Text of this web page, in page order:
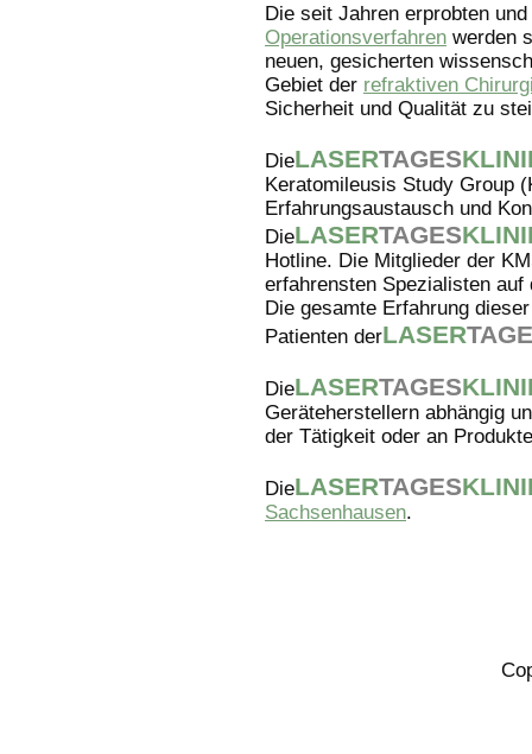
Die seit Jahren erprobten
Operationsverfahren werden
neuen, gesicherten
Gebiet der refraktiven
Sicherheit und Qualität zu
DieLASERTAGES
Keratomileusis Study Group
Erfahrungsaustausch und
DieLASERTAGES
Hotline. Die Mitglieder der
erfahrensten Spezialisten
Die gesamte Erfahrung
Patienten derLASER
DieLASERTAGES
Geräteherstellern abhängig
der Tätigkeit oder an
DieLASERTAGES
Sachsenhausen.